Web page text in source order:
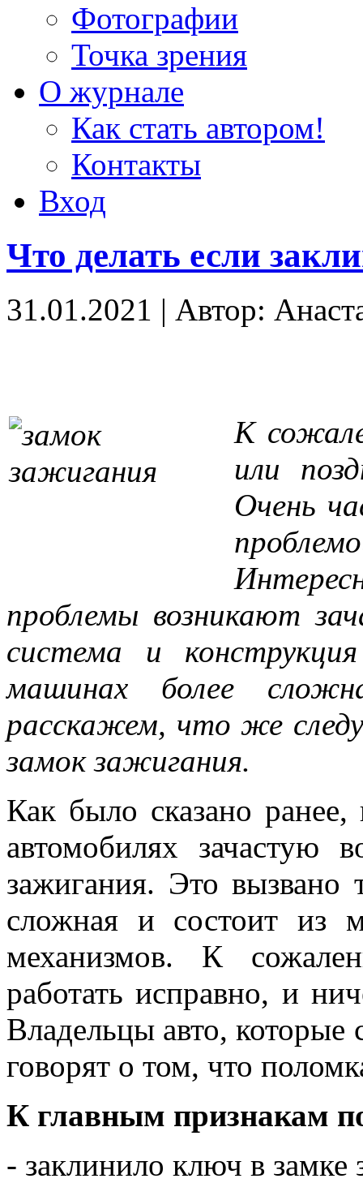
Фотографии
Точка зрения
О журнале
Как стать автором!
Контакты
Вход
Что делать если
31.01.2021 | Автор:
К
или
Очень
проблемы возникают
система и
машинах более
расскажем, что же
замок зажигания.
Как было сказано
автомобилях зачастую
зажигания. Это вызвано
сложная и состоит из
механизмов. К
работать исправно, и
Владельцы авто, которые
говорят о том, что
К главным признакам
- заклинило ключ в замке